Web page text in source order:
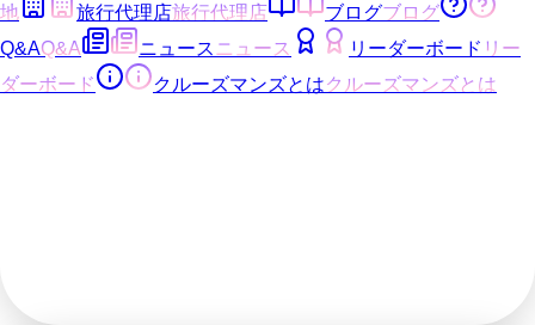
地
旅行代理店旅行代理店 ブログブログ
Q&AQ&A ニュース ニュース リーダーボード リー
ダーボード
クルーズマンズとはクルーズマンズとは